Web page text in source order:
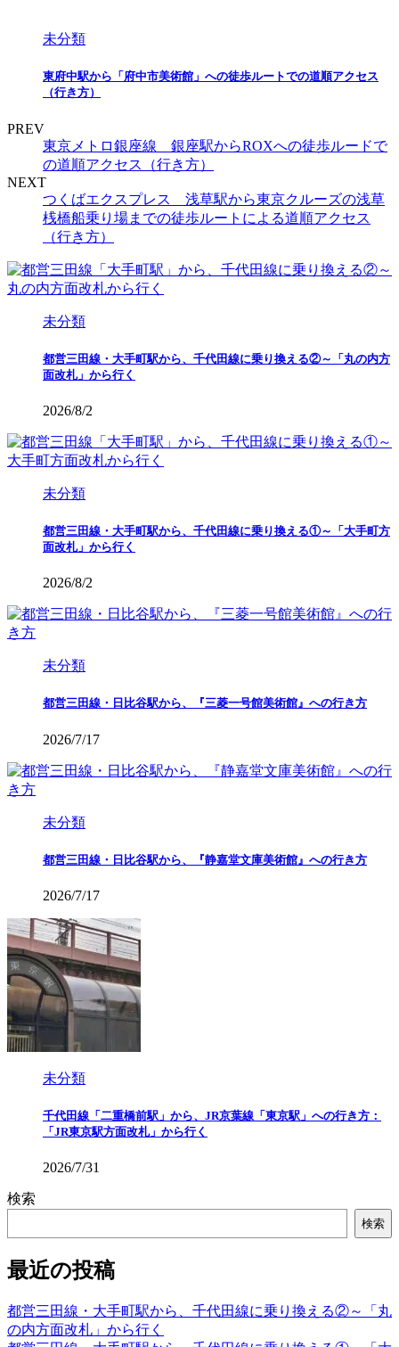
未分類
東府中駅から「府中市美術館」への徒歩ルートでの道順アクセス
（行き方）
PREV
東京メトロ銀座線 銀座駅からROXへの徒歩ルードで
の道順アクセス（行き方）
NEXT
つくばエクスプレス 浅草駅から東京クルーズの浅草
桟橋船乗り場までの徒歩ルートによる道順アクセス
（行き方）
未分類
都営三田線・大手町駅から、千代田線に乗り換える②～「丸の内方
面改札」から行く
2026/8/2
未分類
都営三田線・大手町駅から、千代田線に乗り換える①～「大手町方
面改札」から行く
2026/8/2
未分類
都営三田線・日比谷駅から、『三菱一号館美術館』への行き方
2026/7/17
未分類
都営三田線・日比谷駅から、『静嘉堂文庫美術館』への行き方
2026/7/17
未分類
千代田線「二重橋前駅」から、JR京葉線「東京駅」への行き方：
「JR東京駅方面改札」から行く
2026/7/31
検索
検索
最近の投稿
都営三田線・大手町駅から、千代田線に乗り換える②～「丸
の内方面改札」から行く